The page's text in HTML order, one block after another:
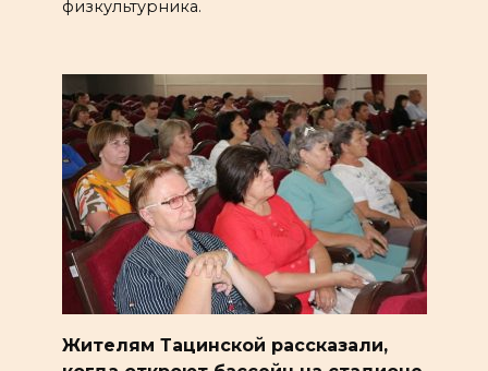
физкультурника.
Жителям Тацинской рассказали,